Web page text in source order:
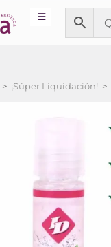
> ¡Súper Liquidación! >